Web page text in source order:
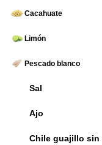
Cacahuate
Limón
Pescado blanco
Sal
Ajo
Chile guajillo sin